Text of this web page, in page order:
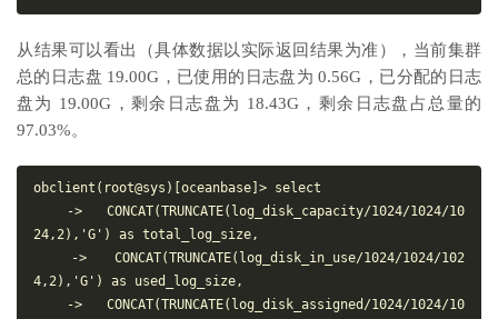
从结果可以看出（具体数据以实际返回结果为准），当前集群
总的日志盘 19.00G，已使用的日志盘为 0.56G，已分配的日志
盘为 19.00G，剩余日志盘为 18.43G，剩余日志盘占总量的
97.03%。
obclient(root@sys)[oceanbase]> select
->   CONCAT(TRUNCATE(log_disk_capacity/1024/1024/10
24,2),'G') as total_log_size,
->   CONCAT(TRUNCATE(log_disk_in_use/1024/1024/102
4,2),'G') as used_log_size,
->   CONCAT(TRUNCATE(log_disk_assigned/1024/1024/10